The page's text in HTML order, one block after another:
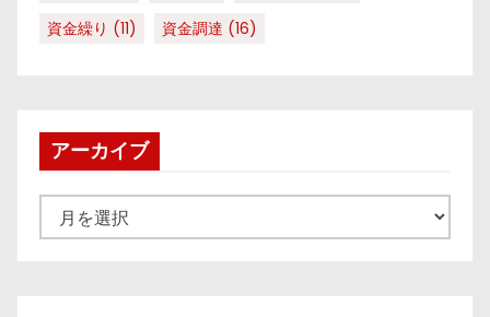
資金繰り (11) 資金調達 (16)
アーカイブ
ー